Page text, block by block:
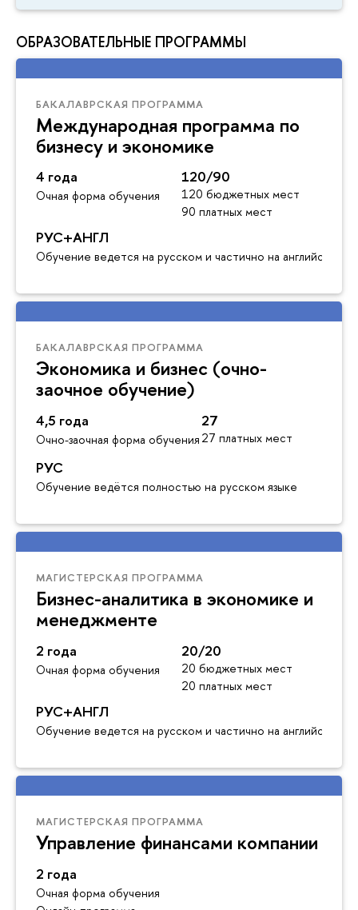
ОБРАЗОВАТЕЛЬНЫЕ ПРОГРАММЫ
БАКАЛАВРСКАЯ ПРОГРАММА
Международная программа по
бизнесу и экономике
4 года
Очная форма обучения
120/90
120 бюджетных мест
90 платных мест
РУС+АНГЛ
Обучение ведется на русском и частично на английском
БАКАЛАВРСКАЯ ПРОГРАММА
Экономика и бизнес (очно-
заочное обучение)
4,5 года
Очно-заочная форма обучения
27
27 платных мест
РУС
Обучение ведётся полностью на русском языке
МАГИСТЕРСКАЯ ПРОГРАММА
Бизнес-аналитика в экономике и
менеджменте
2 года
Очная форма обучения
20/20
20 бюджетных мест
20 платных мест
РУС+АНГЛ
Обучение ведется на русском и частично на английском
МАГИСТЕРСКАЯ ПРОГРАММА
Управление финансами компании
2 года
Очная форма обучения